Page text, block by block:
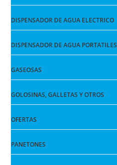
DISPENSADOR DE AGUA ELECTRICO
DISPENSADOR DE AGUA PORTATILES
GASEOSAS
GOLOSINAS, GALLETAS Y OTROS
OFERTAS
PANETONES